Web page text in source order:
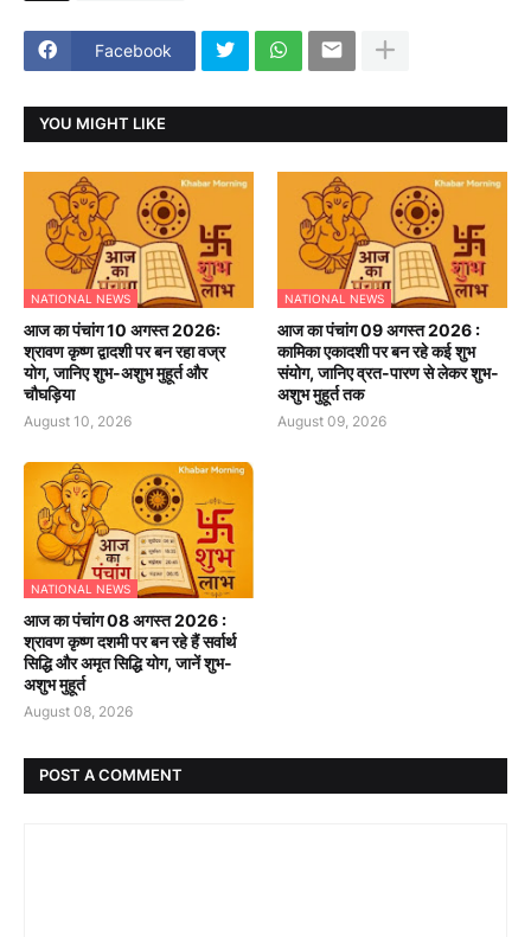
Facebook
YOU MIGHT LIKE
NATIONAL NEWS
आज का पंचांग 10 अगस्त 2026:
श्रावण कृष्ण द्वादशी पर बन रहा वज्र
योग, जानिए शुभ-अशुभ मुहूर्त और
चौघड़िया
August 10, 2026
NATIONAL NEWS
आज का पंचांग 09 अगस्त 2026 :
कामिका एकादशी पर बन रहे कई शुभ
संयोग, जानिए व्रत-पारण से लेकर शुभ-
अशुभ मुहूर्त तक
August 09, 2026
NATIONAL NEWS
आज का पंचांग 08 अगस्त 2026 :
श्रावण कृष्ण दशमी पर बन रहे हैं सर्वार्थ
सिद्धि और अमृत सिद्धि योग, जानें शुभ-
अशुभ मुहूर्त
August 08, 2026
POST A COMMENT